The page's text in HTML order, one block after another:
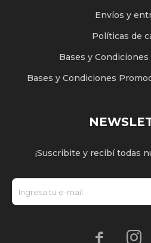
Envíos y
Políticas de
Bases y
Bases y Condiciones
¡Suscribite y recibí todas
 